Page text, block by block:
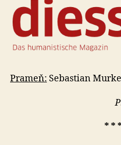
Prameň: Sebastian
* *